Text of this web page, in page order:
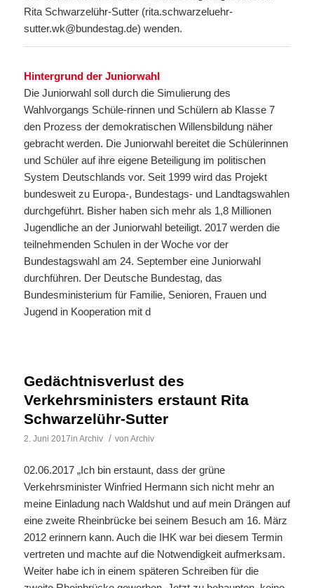
Rita Schwarzelühr-Sutter (rita.schwarzeluehr-
sutter.wk@bundestag.de) wenden.
Hintergrund der Juniorwahl
Die Juniorwahl soll durch die Simulierung des
Wahlvorgangs Schüle-rinnen und Schülern ab Klasse 7
den Prozess der demokratischen Willensbildung näher
gebracht werden. Die Juniorwahl bereitet die Schülerinnen
und Schüler auf ihre eigene Beteiligung im politischen
System Deutschlands vor. Seit 1999 wird das Projekt
bundesweit zu Europa-, Bundestags- und Landtagswahlen
durchgeführt. Bisher haben sich mehr als 1,8 Millionen
Jugendliche an der Juniorwahl beteiligt. 2017 werden die
teilnehmenden Schulen in der Woche vor der
Bundestagswahl am 24. September eine Juniorwahl
durchführen. Der Deutsche Bundestag, das
Bundesministerium für Familie, Senioren, Frauen und
Jugend in Kooperation mit d
Gedächtnisverlust des
Verkehrsministers erstaunt Rita
Schwarzelühr-Sutter
2. Juni 2017in Archiv / von Archiv
02.06.2017 „Ich bin erstaunt, dass der grüne
Verkehrsminister Winfried Hermann sich nicht mehr an
meine Einladung nach Waldshut und auf mein Drängen auf
eine zweite Rheinbrücke bei seinem Besuch am 16. März
2012 erinnern kann. Auch die IHK war bei diesem Termin
vertreten und machte auf die Notwendigkeit aufmerksam.
Weiter habe ich in einem späteren Schreiben für die